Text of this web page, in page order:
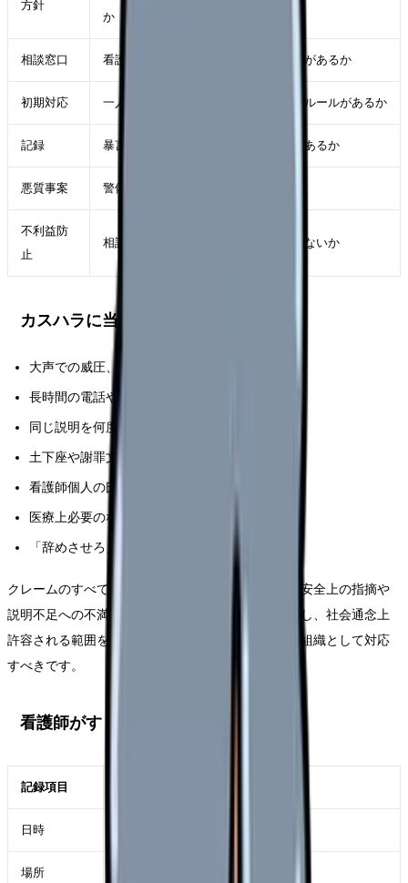
方針
か
相談窓口 看護師が匿名・記名で相談できる窓口があるか
初期対応 一人で対応させず、責任者へ交代するルールがあるか
記録 暴言・威圧・長時間拘束の記録様式があるか
悪質事案 警備、法務、警察相談の基準があるか
不利益防
止
相談した看護師が評価で不利益を受けないか
カスハラに当たり得る行為
大声での威圧、罵声、侮辱
長時間の電話や居座り
同じ説明を何度も強要する
土下座や謝罪文を要求する
看護師個人の氏名や写真をSNSに投稿する
医療上必要のない特別扱いを要求する
「辞めさせろ」など人事処分を迫る
クレームのすべてがカスハラではありません。医療安全上の指摘や
説明不足への不満は向き合う必要があります。ただし、社会通念上
許容される範囲を超え、就業環境を害するものは、組織として対応
すべきです。
看護師がすぐできる記録
記録項目
日時
場所